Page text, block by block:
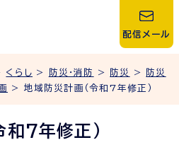
配信メール
くらし > 防災・消防 > 防災 >
防災
> 地域防災計画（令和7年修正）
和7年修正）